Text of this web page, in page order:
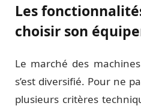
Les
choisir son
Le marché des
s’est diversifié. Pour ne
plusieurs critères